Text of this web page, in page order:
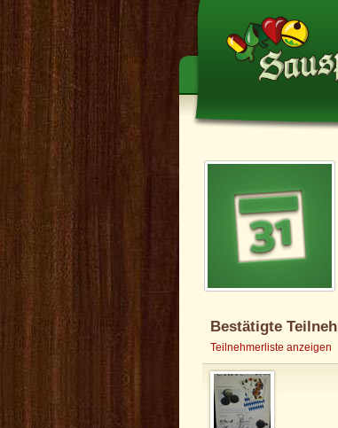
Bestätigte
Teilnehmerliste anzeigen